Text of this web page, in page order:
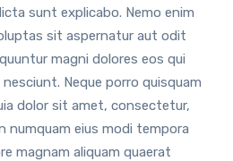
sunt explicabo. Nemo enim
sit aspernatur aut odit
magni dolores eos qui
Neque porro quisquam
dolor sit amet, consectetur,
numquam eius modi tempora
magnam aliquam quaerat